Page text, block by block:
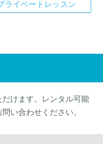
ライベートレッスン
けます。レンタル可能
い合わせください。